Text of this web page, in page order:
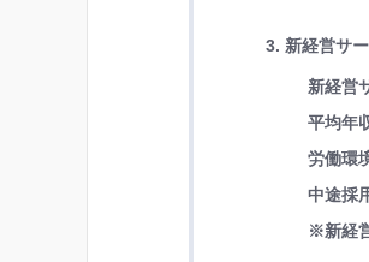
3. 新経営サ
新経営
平均年
労働環
中途採
※新経